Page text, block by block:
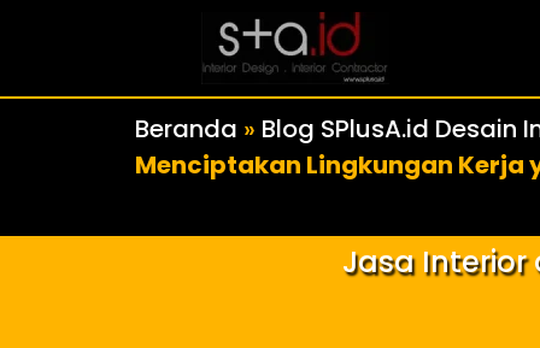
Beranda » Blog SPlusA.id Desain
Menciptakan Lingkungan Kerja
Jasa Interior